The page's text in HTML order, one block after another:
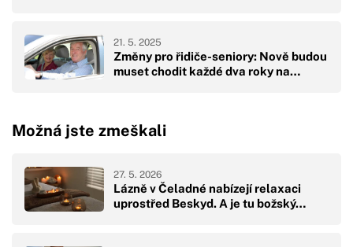
Změny pro řidiče-seniory: Nově budou
muset chodit každé dva roky na…
21. 5. 2025
Možná jste zmeškali
Lázně v Čeladné nabízejí relaxaci
uprostřed Beskyd. A je tu božský…
27. 5. 2026